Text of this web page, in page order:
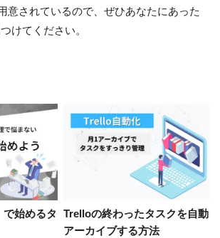
意されているので、ぜひあなたにあった
けてください。
始めるタ
Trelloの終わったタスクを自動
アーカイブする方法